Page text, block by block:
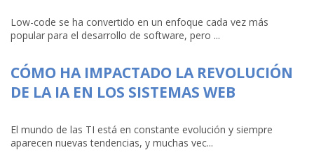
Low-code se ha convertido en un enfoque cada vez más
popular para el desarrollo de software, pero ...
CÓMO HA IMPACTADO LA REVOLUCIÓN
DE LA IA EN LOS SISTEMAS WEB
El mundo de las TI está en constante evolución y siempre
aparecen nuevas tendencias, y muchas vec...